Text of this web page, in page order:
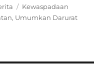
Tags
Kewaspadaan
, Umumkan Darurat